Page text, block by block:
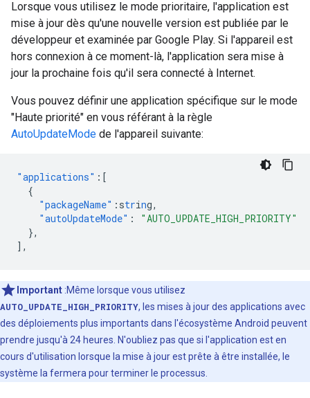
Lorsque vous utilisez le mode prioritaire, l'application est
mise à jour dès qu'une nouvelle version est publiée par le
développeur et examinée par Google Play. Si l'appareil est
hors connexion à ce moment-là, l'application sera mise à
jour la prochaine fois qu'il sera connecté à Internet.
Vous pouvez définir une application spécifique sur le mode
"Haute priorité" en vous référant à la règle
AutoUpdateMode de l'appareil suivante:
"applications" :[
{
"packageName" : string,
"autoUpdateMode" :
"AUTO_UPDATE_HIGH_PRIORITY"
},
],
Important :Même lorsque vous utilisez
AUTO_UPDATE_HIGH_PRIORITY, les mises à jour des applications avec
des déploiements plus importants dans l'écosystème Android peuvent
prendre jusqu'à 24 heures. N'oubliez pas que si l'application est en
cours d'utilisation lorsque la mise à jour est prête à être installée, le
système la fermera pour terminer le processus.